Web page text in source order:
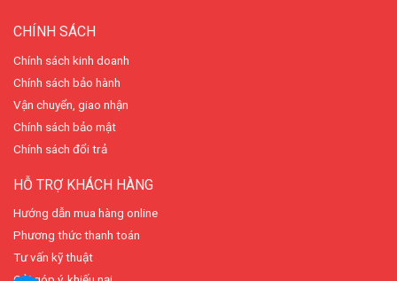
CHÍNH SÁCH
Chính sách kinh doanh
Chính sách bảo hành
Vận chuyển, giao nhận
Chính sách bảo mật
Chính sách đổi trả
HỖ TRỢ KHÁCH HÀNG
Hướng dẫn mua hàng online
Phương thức thanh toán
Tư vấn kỹ thuật